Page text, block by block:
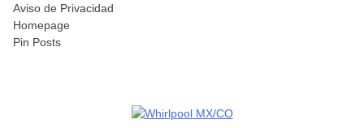
Aviso de Privacidad
Homepage
Pin Posts